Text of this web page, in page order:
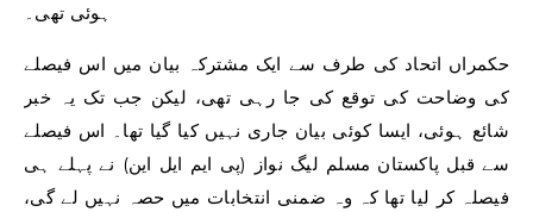
ہوئی تھی۔
حکمراں اتحاد کی طرف سے ایک مشترکہ بیان میں اس فیصلے
کی وضاحت کی توقع کی جا رہی تھی، لیکن جب تک یہ خبر
شائع ہوئی، ایسا کوئی بیان جاری نہیں کیا گیا تھا۔ اس فیصلے
سے قبل پاکستان مسلم لیگ نواز (پی ایم ایل این) نے پہلے ہی
فیصلہ کر لیا تھا کہ وہ ضمنی انتخابات میں حصہ نہیں لے گی،